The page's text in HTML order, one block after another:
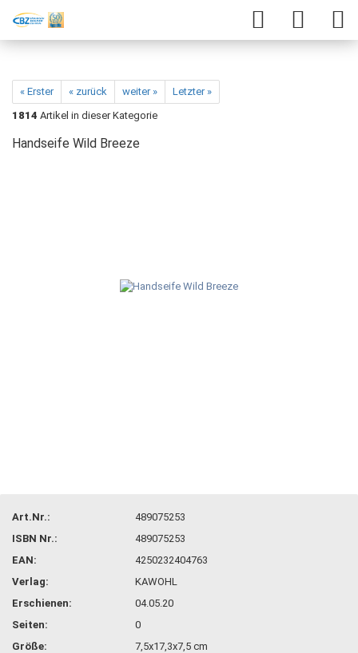
« Erster « zurück weiter »
Letzter »
1814 Artikel in dieser Kategorie
Handseife Wild Breeze
Art.Nr.:
489075253
ISBN Nr.:
489075253
EAN:
4250232404763
Verlag:
KAWOHL
Erschienen:
04.05.20
Seiten:
0
Größe:
7,5x17,3x7,5 cm